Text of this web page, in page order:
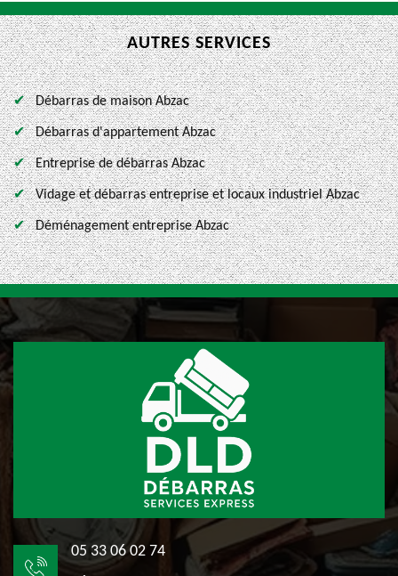
AUTRES SERVICES
Débarras de maison Abzac
Débarras d'appartement Abzac
Entreprise de débarras Abzac
Vidage et débarras entreprise et locaux industriel Abzac
Déménagement entreprise Abzac
05 33 06 02 74